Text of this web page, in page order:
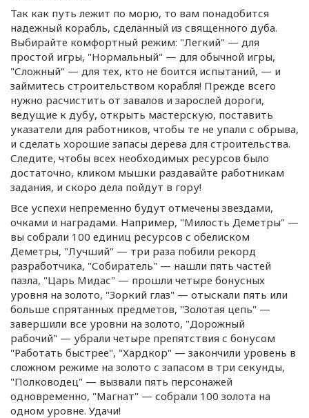
Так как путь лежит по морю, то вам понадобится
надежный корабль, сделанный из священного дуба.
Выбирайте комфортный режим: "Легкий" — для
простой игры, "Нормальный" — для обычной игры,
"Сложный" — для тех, кто не боится испытаний, — и
займитесь строительством корабля! Прежде всего
нужно расчистить от завалов и зарослей дороги,
ведущие к дубу, открыть мастерскую, поставить
указатели для работников, чтобы те не упали с обрыва,
и сделать хорошие запасы дерева для строительства.
Следите, чтобы всех необходимых ресурсов было
достаточно, кликом мышки раздавайте работникам
задания, и скоро дела пойдут в гору!
Все успехи непременно будут отмечены звездами,
очками и наградами. Например, "Милость Деметры" —
вы собрали 100 единиц ресурсов с обелиском
Деметры, "Лучший" — три раза побили рекорд
разработчика, "Собиратель" — нашли пять частей
пазла, "Царь Мидас" — прошли четыре бонусных
уровня на золото, "Зоркий глаз" — отыскали пять или
больше спрятанных предметов, "Золотая цепь" —
завершили все уровни на золото, "Дорожный
рабочий" — убрали четыре препятствия с бонусом
"Работать быстрее", "Хардкор" — закончили уровень в
сложном режиме на золото с запасом в три секунды,
"Полководец" — вызвали пять персонажей
одновременно, "Магнат" — собрали 100 золота на
одном уровне. Удачи!